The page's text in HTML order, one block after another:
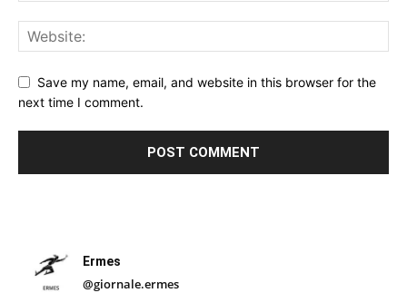
Save my name, email, and website in this browser for the
next time I comment.
Ermes
@giornale.ermes